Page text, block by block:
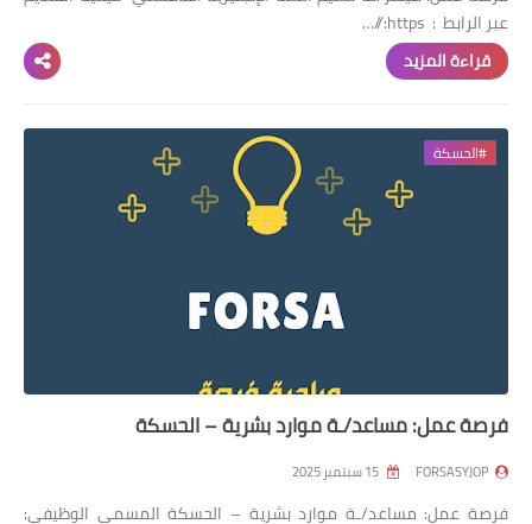
عبر الرابط : https://…
قراءة المزيد
#الحسكة
فرصة عمل: مساعد/ـة موارد بشرية – الحسكة
FORSASYJOP
فرصة عمل: مساعد/ـة موارد بشرية – الحسكة المسمى الوظيفي: